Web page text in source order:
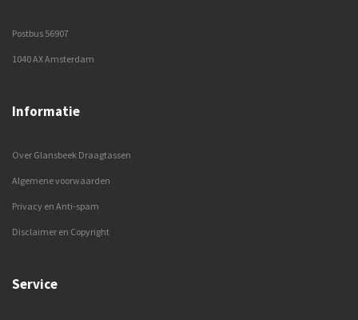
Postbus 56907
1040 AX Amsterdam
Informatie
Over Glansbeek Draagtassen
Algemene voorwaarden
Privacy en Anti-spam
Disclaimer en Copyright
Service